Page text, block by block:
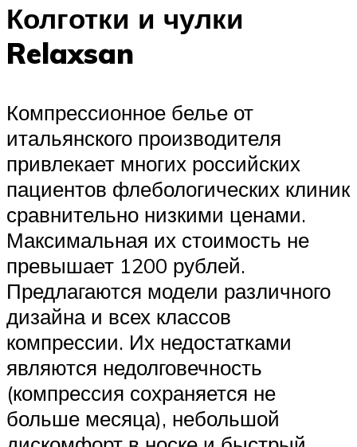
Колготки и чулки
Relaxsan
Компрессионное белье от
итальянского производителя
привлекает многих российских
пациентов флебологических клиник
сравнительно низкими ценами.
Максимальная их стоимость не
превышает 1200 рублей.
Предлагаются модели различного
дизайна и всех классов
компрессии. Их недостатками
являются недолговечность
(компрессия сохраняется не
больше месяца), небольшой